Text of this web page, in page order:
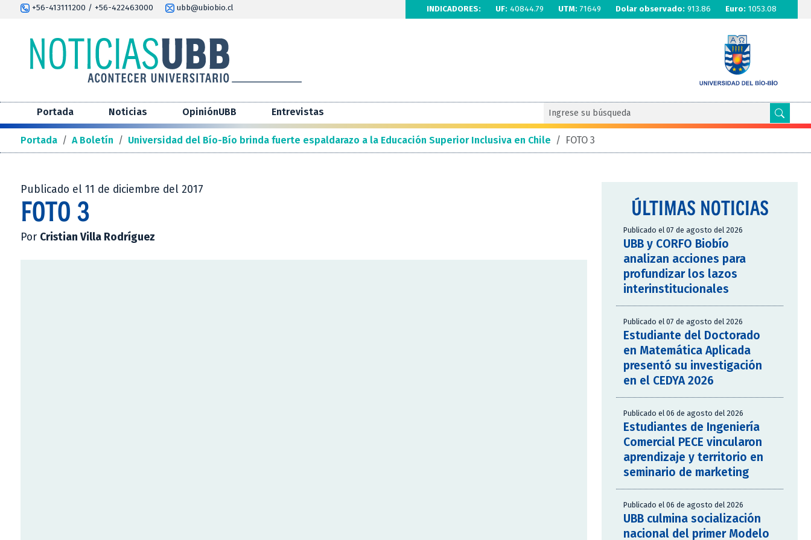
+56-413111200 / +56-422463000 ubb@ubiobio.cl INDICADORES: UF: 40844.79 UTM: 71649 Dolar observado: 913.86 Euro: 1053.08
Portada Noticias OpiniónUBB Entrevistas
Portada / A Boletín / Universidad del Bío-Bío brinda fuerte espaldarazo a la Educación Superior Inclusiva en Chile / FOTO 3
Publicado el 11 de diciembre del 2017
FOTO 3
Por Cristian Villa Rodríguez
ÚLTIMAS NOTICIAS
Publicado el 07 de agosto del 2026
UBB y CORFO Biobío
analizan acciones para
profundizar los lazos
interinstitucionales
Publicado el 07 de agosto del 2026
Estudiante del Doctorado
en Matemática Aplicada
presentó su investigación
en el CEDYA 2026
Publicado el 06 de agosto del 2026
Estudiantes de Ingeniería
Comercial PECE vincularon
aprendizaje y territorio en
seminario de marketing
Publicado el 06 de agosto del 2026
UBB culmina socialización
nacional del primer Modelo